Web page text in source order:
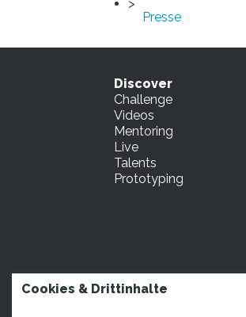
Presse
Discover
Challenge
Videos
Mentoring
Live
Talents
Prototyping
Cookies & Drittinhalte